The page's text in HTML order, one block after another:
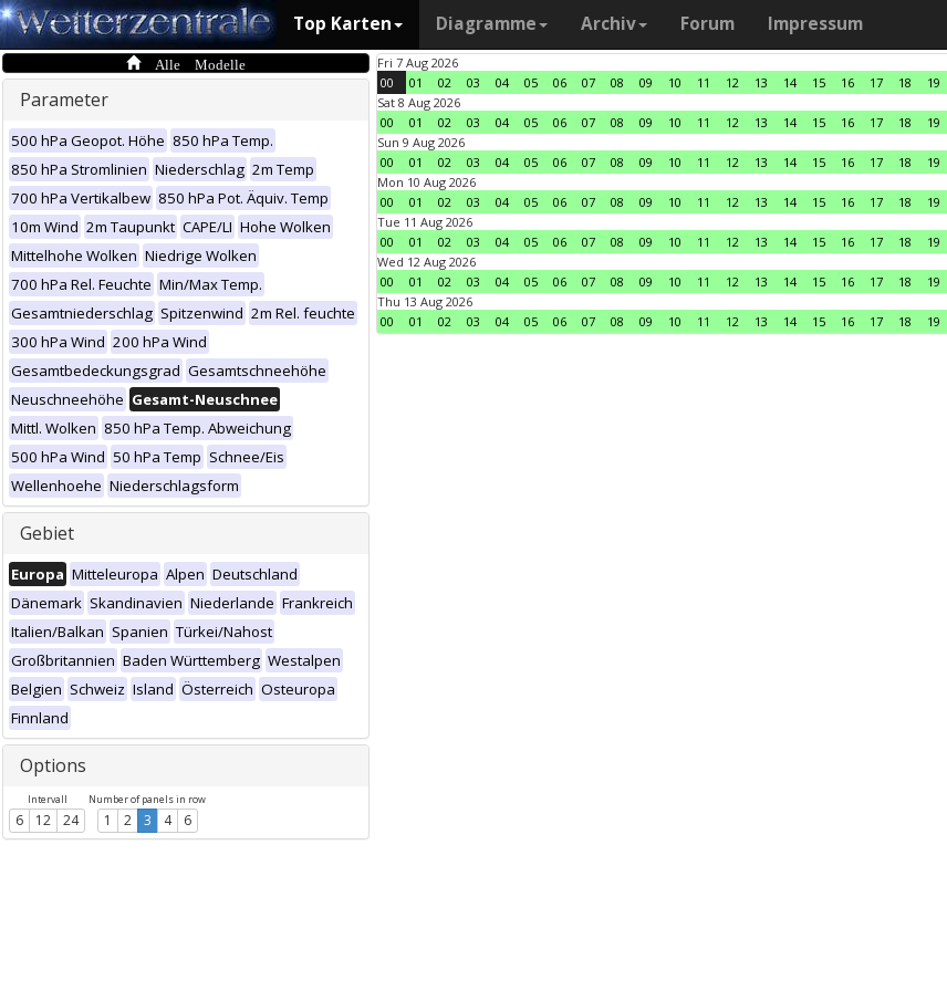
Top Karten Diagramme Archiv Forum Impressum
Alle Modelle
Parameter
500 hPa Geopot. Höhe 850 hPa Temp.
850 hPa Stromlinien Niederschlag 2m Temp
700 hPa Vertikalbew 850 hPa Pot. Äquiv. Temp
10m Wind 2m Taupunkt CAPE/LI Hohe Wolken
Mittelhohe Wolken Niedrige Wolken
700 hPa Rel. Feuchte Min/Max Temp.
Gesamtniederschlag Spitzenwind 2m Rel. feuchte
300 hPa Wind 200 hPa Wind
Gesamtbedeckungsgrad Gesamtschneehöhe
Neuschneehöhe Gesamt-Neuschnee
Mittl. Wolken 850 hPa Temp. Abweichung
500 hPa Wind 50 hPa Temp Schnee/Eis
Wellenhoehe Niederschlagsform
Gebiet
Europa Mitteleuropa Alpen Deutschland
Dänemark Skandinavien Niederlande Frankreich
Italien/Balkan Spanien Türkei/Nahost
Großbritannien Baden Württemberg Westalpen
Belgien Schweiz Island Österreich Osteuropa
Finnland
Options
Intervall
6 12 24
Number of panels in row
1 2 3 4 6
Fri 7 Aug 2026
00
01 02 03 04 05 06 07 08 09 10 11 12 13 14 15 16 17 18 19
Sat 8 Aug 2026
00
01 02 03 04 05 06 07 08 09 10 11 12 13 14 15 16 17 18 19
Sun 9 Aug 2026
00
01 02 03 04 05 06 07 08 09 10 11 12 13 14 15 16 17 18 19
Mon 10 Aug 2026
00
01 02 03 04 05 06 07 08 09 10 11 12 13 14 15 16 17 18 19
Tue 11 Aug 2026
00
01 02 03 04 05 06 07 08 09 10 11 12 13 14 15 16 17 18 19
Wed 12 Aug 2026
00
01 02 03 04 05 06 07 08 09 10 11 12 13 14 15 16 17 18 19
Thu 13 Aug 2026
00
01 02 03 04 05 06 07 08 09 10 11 12 13 14 15 16 17 18 19